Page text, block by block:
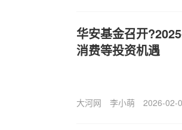
华安基金召开
消费等投资机遇
大河网 李小萌 2026-02-